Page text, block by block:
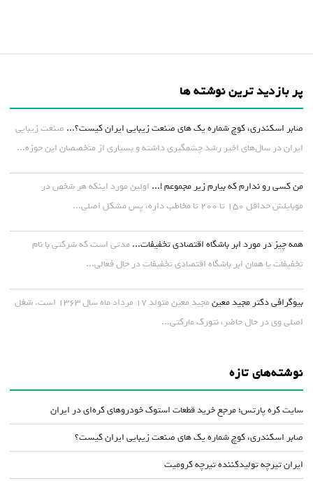
پر بازدید ترین نوشته ها
صابر اسکندری، کوچ شماره یک های صنعت زیبایی ایران کیست؟... صنعت زیبایی
ایران در سال‌های اخیر رشد چشمگیری داشته و بسیاری از متخصصان این حوزه...
من کسی رو ندارم که بیارم زیر مجموعم !... اولین مورد اینکه هر شخص در
موبایلش حداقل ۱۵۰ تا ۲۰۰ تا مخاطب داره، پس مشکل اصلی...
همه چیز در مورد ابر باشگاه اقتصادی تخفیفات... مدتی است که شرکتی با نام
تخفیفات یا همان ابر باشگاه اقتصادی تخفیفات در حال فعالی...
بیوگرافی دکتر مجید معین
مجید معین متولد ۱۷ مرداد ماه سال ۱۳۶۳ است. شغل
اصلی وی در حال حاضر، نتورک مارکتی...
نوشته‌های تازه
سایت کره پارتس؛ مرجع خرید قطعات استوک خودروهای کره‌ای در ایران
صابر اسکندری، کوچ شماره یک های صنعت زیبایی ایران کیست؟
ایران تیرچه تولیدکننده تیرچه کرومیت